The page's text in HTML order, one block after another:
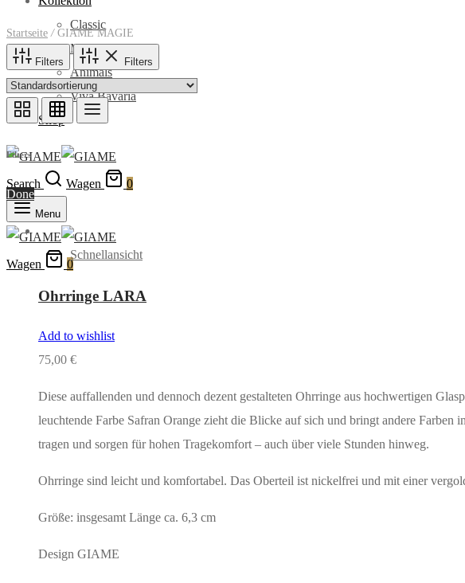
Classic
Mentor
Animals
Viva Bavaria
Shop
Search Wagen 0
Menu
Wagen 0
Startseite /GIAME MAGIE
Filters Filters
Filters
Done
Schnellansicht
Ohrringe LARA
Add to wishlist
75,00 €
Diese auffallenden und dennoch dezent gestalteten Ohrringe aus hochwertigen
leuchtende Farbe Safran Orange zieht die Blicke auf sich und bringt andere
tragen und sorgen für hohen Tragekomfort – auch über viele Stunden hinweg.
Ohrringe sind leicht und komfortabel. Das Oberteil ist nickelfrei und mit einer
Größe: insgesamt Länge ca. 6,3 cm
Design GIAME